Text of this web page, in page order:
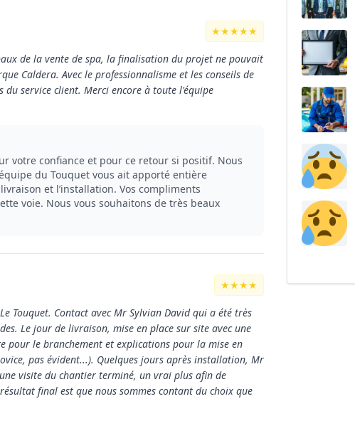
★★★★★
de la vente de spa, la finalisation du projet ne pouvait
Caldera. Avec le professionnalisme et les conseils de
service client. Merci encore à toute l'équipe
votre confiance et pour ce retour si positif. Nous
du Touquet vous ait apporté entière
et l’installation. Vos compliments
voie. Nous vous souhaitons de très beaux
★★★★
Touquet. Contact avec Mr Sylvian David qui a été très
Le jour de livraison, mise en place sur site avec une
pour le branchement et explications pour la mise en
pas évident...). Quelques jours après installation, Mr
visite du chantier terminé, un vrai plus afin de
final est que nous sommes contant du choix que